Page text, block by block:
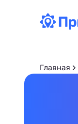
Главная